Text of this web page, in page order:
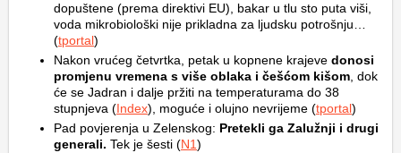
dopuštene (prema direktivi EU), bakar u tlu sto puta viši,
voda mikrobiološki nije prikladna za ljudsku potrošnju…
(tportal)
Nakon vrućeg četvrtka, petak u kopnene krajeve donosi
promjenu vremena s više oblaka i češćom kišom , dok
će se Jadran i dalje pržiti na temperaturama do 38
stupnjeva (Index), moguće i olujno nevrijeme (tportal)
Pad povjerenja u Zelenskog: Pretekli ga Zalužnji i drugi
generali. Tek je šesti (N1)